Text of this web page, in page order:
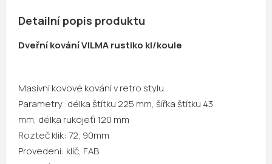
Detailní popis produktu
Dveřní kování VILMA rustiko kl/koule
Masivní kovové kování v retro stylu.
Parametry: délka štítku 225 mm, šířka štítku 43
mm, délka rukojeťi 120 mm
Rozteč klik: 72, 90mm
Provedení: klíč, FAB